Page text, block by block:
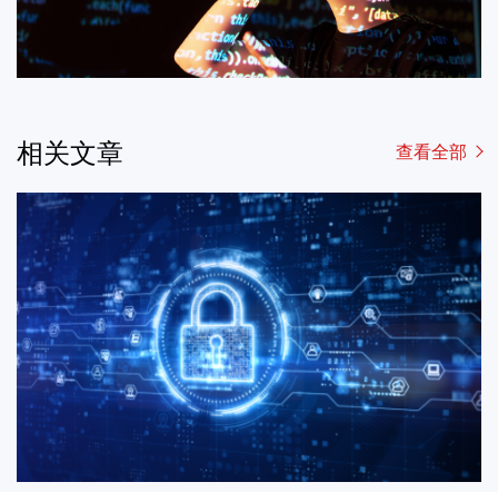
相关文章 查看全部